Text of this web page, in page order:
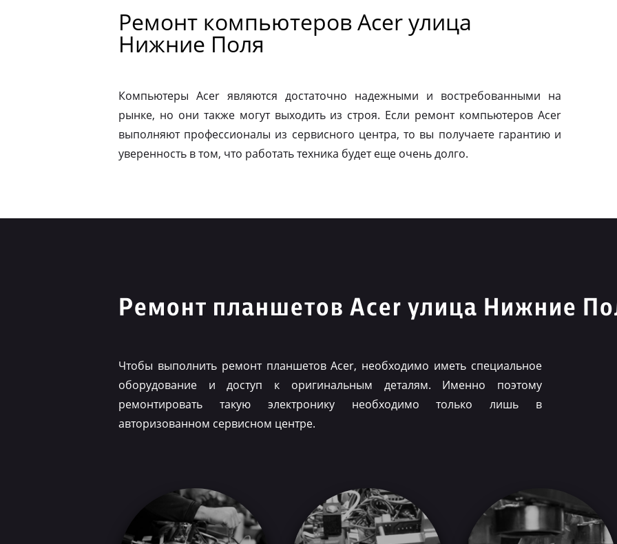
Ремонт компьютеров Acer улица
Нижние Поля
Компьютеры Acer являются достаточно надежными и востребованными на
рынке, но они также могут выходить из строя. Если ремонт компьютеров Acer
выполняют профессионалы из сервисного центра, то вы получаете гарантию и
уверенность в том, что работать техника будет еще очень долго.
Ремонт планшетов Acer улица Нижние
Чтобы выполнить ремонт планшетов Acer, необходимо иметь специальное
оборудование и доступ к оригинальным деталям. Именно поэтому
ремонтировать такую электронику необходимо только лишь в
авторизованном сервисном центре.